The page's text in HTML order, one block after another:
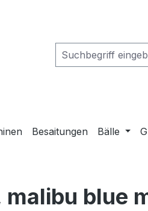
Besaitungen Bälle
blue